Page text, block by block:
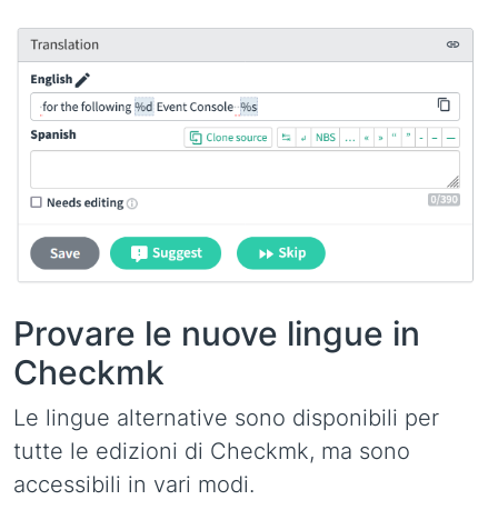
Provare le nuove lingue in
Checkmk
Le lingue alternative sono disponibili per
tutte le edizioni di Checkmk, ma sono
accessibili in vari modi.